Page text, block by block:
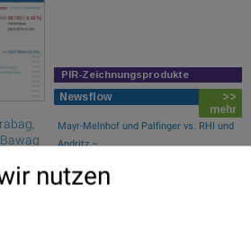
PIR-Zeichnungsprodukte
Newsflow
>>
mehr
Mayr-Melnhof und Palfinger vs. RHI und
Andritz – ...
Zurich Insur...
nutzen